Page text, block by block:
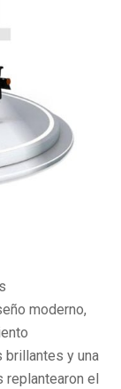
moderno,
brillantes y una
replantearon el